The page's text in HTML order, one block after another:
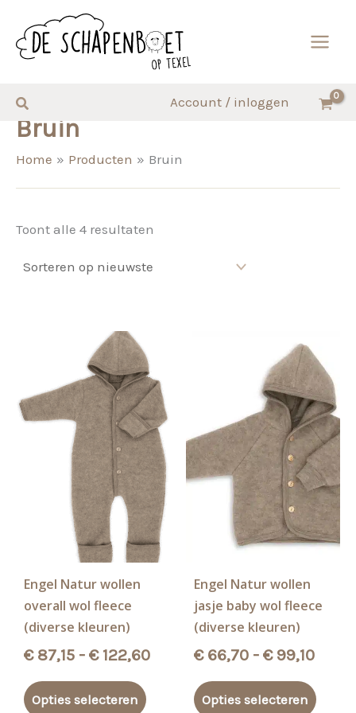
naar
Zoeken Account / inloggen
Bruin
Home Producten Bruin
Toont alle 4 resultaten
Engel Natur wollen
overall wol fleece
(diverse kleuren)
€87,15 - €122,60Prijsklasse:
Opties selecteren product
Engel Natur wollen
jasje baby wol fleece
(diverse kleuren)
€66,70 - €99,10
tot
Opties selecteren